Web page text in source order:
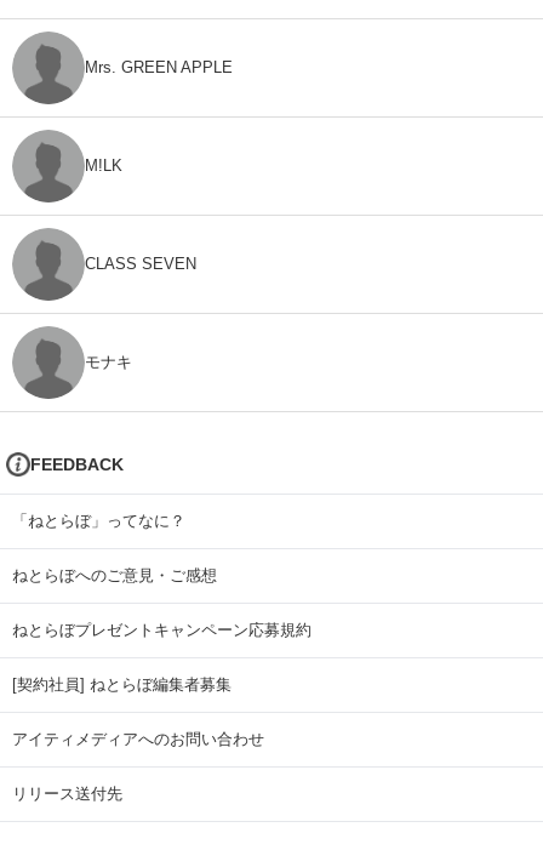
Mrs. GREEN APPLE
M!LK
CLASS SEVEN
モナキ
FEEDBACK
「ねとらぼ」ってなに？
ねとらぼへのご意見・ご感想
ねとらぼプレゼントキャンペーン応募規約
[契約社員] ねとらぼ編集者募集
アイティメディアへのお問い合わせ
リリース送付先